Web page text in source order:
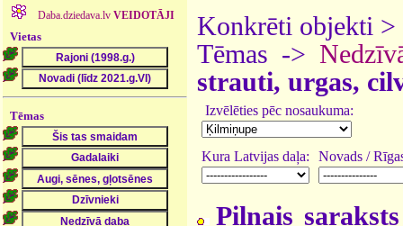
Daba.dziedava.lv VEIDOTĀJI
Vietas
Tēmas
Konkrēti objekti >
Tēmas ->
strauti, urgas,
Izvēlēties pēc nosaukuma:
Kura Latvijas daļa: Novads /
Pilnais